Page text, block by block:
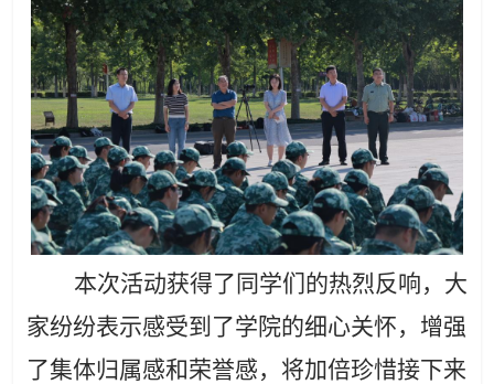
本次活动获得了 同学们的热烈反响， 大
家纷纷表示感受到了学院的细心关怀，增强
了集体归属感和荣誉感， 将加倍珍惜接下来